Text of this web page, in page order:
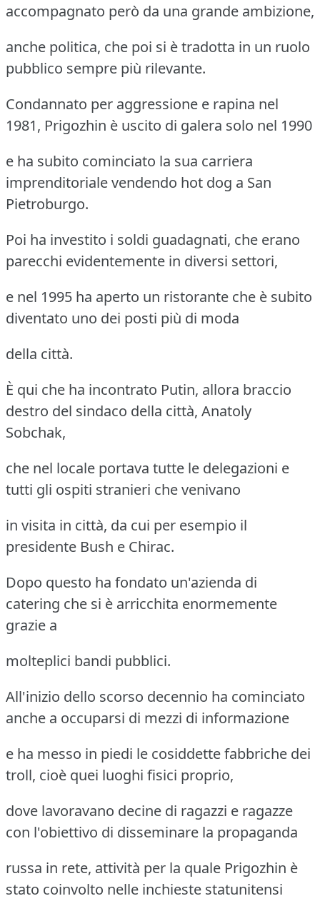
accompagnato però da una grande ambizione,
anche politica, che poi si è tradotta in un ruolo
pubblico sempre più rilevante.
Condannato per aggressione e rapina nel
1981, Prigozhin è uscito di galera solo nel 1990
e ha subito cominciato la sua carriera
imprenditoriale vendendo hot dog a San
Pietroburgo.
Poi ha investito i soldi guadagnati, che erano
parecchi evidentemente in diversi settori,
e nel 1995 ha aperto un ristorante che è subito
diventato uno dei posti più di moda
della città.
È qui che ha incontrato Putin, allora braccio
destro del sindaco della città, Anatoly
Sobchak,
che nel locale portava tutte le delegazioni e
tutti gli ospiti stranieri che venivano
in visita in città, da cui per esempio il
presidente Bush e Chirac.
Dopo questo ha fondato un'azienda di
catering che si è arricchita enormemente
grazie a
molteplici bandi pubblici.
All'inizio dello scorso decennio ha cominciato
anche a occuparsi di mezzi di informazione
e ha messo in piedi le cosiddette fabbriche dei
troll, cioè quei luoghi fisici proprio,
dove lavoravano decine di ragazzi e ragazze
con l'obiettivo di disseminare la propaganda
russa in rete, attività per la quale Prigozhin è
stato coinvolto nelle inchieste statunitensi